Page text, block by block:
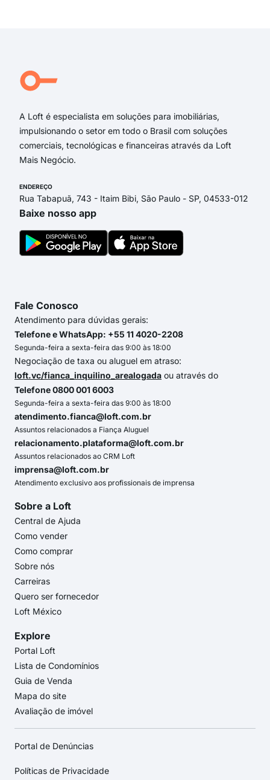
A Loft é especialista em soluções para imobiliárias,
impulsionando o setor em todo o Brasil com soluções
comerciais, tecnológicas e financeiras através da Loft
Mais Negócio.
ENDEREÇO
Rua Tabapuã, 743 - Itaim Bibi, São Paulo - SP, 04533-012
Baixe nosso app
Fale Conosco
Atendimento para dúvidas gerais:
Telefone e WhatsApp: +55 11 4020-2208
Segunda-feira a sexta-feira das 9:00 às 18:00
Negociação de taxa ou aluguel em atraso:
loft.vc/fianca_inquilino_arealogada ou através do
Telefone 0800 001 6003
Segunda-feira a sexta-feira das 9:00 às 18:00
atendimento.fianca@loft.com.br
Assuntos relacionados a Fiança Aluguel
relacionamento.plataforma@loft.com.br
Assuntos relacionados ao CRM Loft
imprensa@loft.com.br
Atendimento exclusivo aos profissionais de imprensa
Sobre a Loft
Central de Ajuda
Como vender
Como comprar
Sobre nós
Carreiras
Quero ser fornecedor
Loft México
Explore
Portal Loft
Lista de Condomínios
Guia de Venda
Mapa do site
Avaliação de imóvel
Portal de Denúncias
Políticas de Privacidade